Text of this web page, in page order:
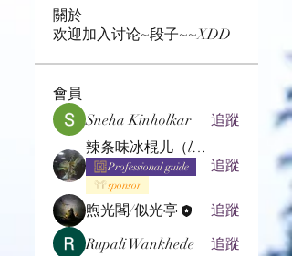
關於
欢迎加入讨论~段子~~XDD
會員
Sneha Kinholkar
追蹤
辣条味冰棍儿（lof别玩了要氪金的）
Professional guide
sponsor
追蹤
煦光閣/似光亭
追蹤
Rupali Wankhede
追蹤